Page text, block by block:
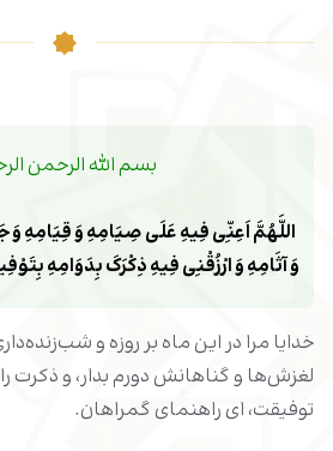
بسم الله الرحمن
وَ آثَامِهِ وَ ارْزُقْنِی فِیهِ ذِکْرَکَ بِدَوَامِهِ
خدایا مرا در این ماه بر روزه و
لغزش‌ها و گناهانش دورم بدار، و ذکرت
توفیقت‌، ای راهنمای گمراهان.